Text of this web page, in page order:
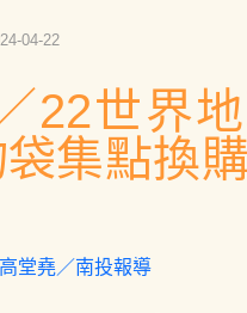
04-22
22世界
集點換
堂堯／南投報導